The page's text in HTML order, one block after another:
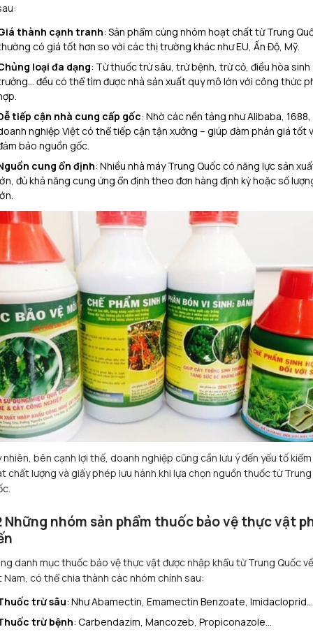
thành cạnh tranh: Sản phẩm cùng nhóm hoạt chất từ Trung
có giá tốt hơn so với các thị trường khác như EU, Ấn Độ, Mỹ.
loại đa dạng: Từ thuốc trừ sâu, trừ bệnh, trừ cỏ, điều hòa sinh
đều có thể tìm được nhà sản xuất quy mô lớn với công thức
tiếp cận nhà cung cấp gốc: Nhờ các nền tảng như Alibaba, 1688,
nghiệp Việt có thể tiếp cận tận xưởng – giúp đàm phán giá tốt
bảo nguồn gốc.
cung ổn định: Nhiều nhà máy Trung Quốc có năng lực sản
đủ khả năng cung ứng ổn định theo đơn hàng định kỳ hoặc số
nhiên, bên cạnh lợi thế, doanh nghiệp cũng cần lưu ý đến yếu tố kiểm
chất lượng và giấy phép lưu hành khi lựa chọn nguồn thuốc từ Trung
Những nhóm sản phẩm thuốc bảo vệ thực vật
danh mục thuốc bảo vệ thực vật được nhập khẩu từ Trung Quốc về
Nam, có thể chia thành các nhóm chính sau:
trừ sâu: Như Abamectin, Emamectin Benzoate, Imidacloprid…
trừ bệnh: Carbendazim, Mancozeb, Propiconazole…